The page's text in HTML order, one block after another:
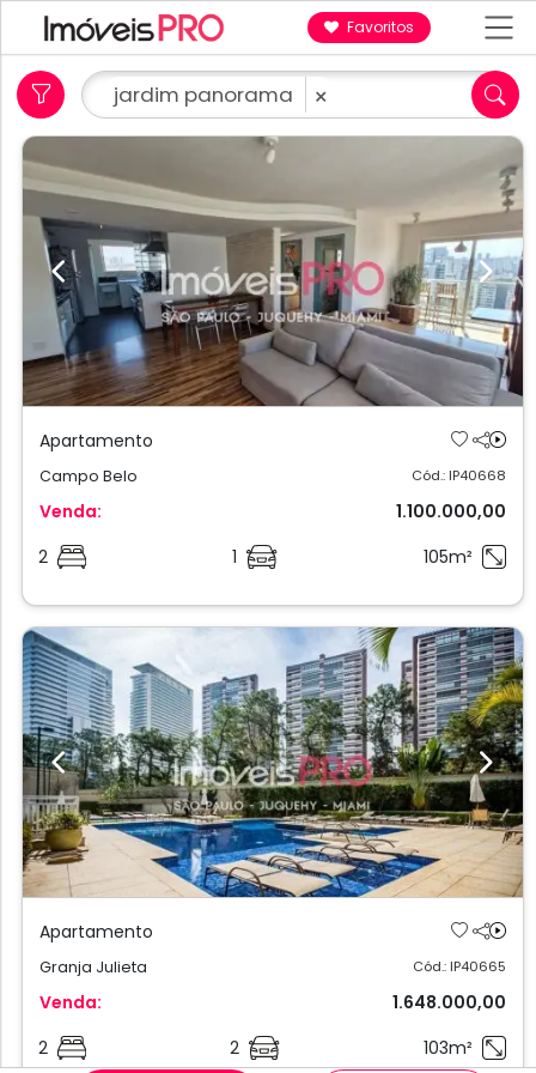
Favoritos
jardim panorama ×
Previous Next
Apartamento
Campo Belo Cód.: IP40668
Venda:
1.100.000,00
2
1 105m²
Previous Next
Apartamento
Granja Julieta Cód.: IP40665
Venda:
1.648.000,00
2
2 103m²